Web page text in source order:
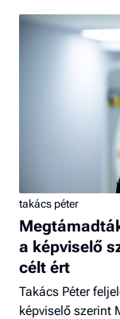
takács péter
a képviselő
célt ért
Takács Péter
képviselő szerint